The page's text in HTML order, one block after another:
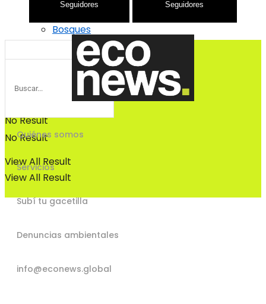
Bosques
No Result
View All Result
Bosques
No Result
View All Result
Quiénes somos
Servicios
Subí tu gacetilla
Denuncias ambientales
info@econews.global